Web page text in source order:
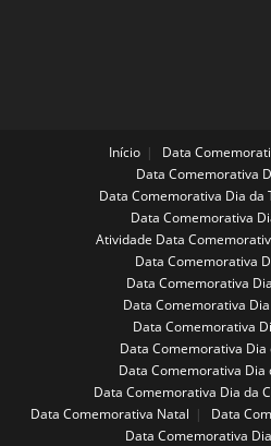
Início
Data
Data Comemorativa
Data Comemorativa Dia da
Data Comemorativa
Atividade Data
Data Comemorativa
Data Comemorativa
Data Comemorativa
Data Comemorativa
Data Comemorativa Dia
Data Comemorativa Dia
Data Comemorativa Dia da
Data Comemorativa Natal
Data
Data Comemorativa